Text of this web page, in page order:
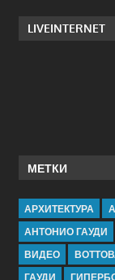
LIVEINTERNET
МЕТКИ
АРХИТЕКТУРА
АНТОНИО ГАУДИ
ВИДЕО
ГАУДИ